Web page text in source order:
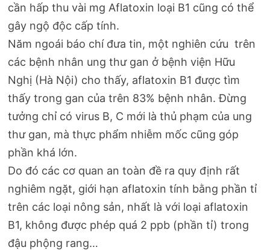
cần hấp thu vài mg Aflatoxin loại B1 cũng có thể
gây ngộ độc cấp tính.
Năm ngoái báo chí đưa tin, một nghiên cứu trên
các bệnh nhân ung thư gan ở bệnh viện Hữu
Nghị (Hà Nội) cho thấy, aflatoxin B1 được tìm
thấy trong gan của trên 83% bệnh nhân. Đừng
tưởng chỉ có virus B, C mới là thủ phạm của ung
thư gan, mà thực phẩm nhiễm mốc cũng góp
phần khá lớn.
Do đó các cơ quan an toàn đề ra quy định rất
nghiêm ngặt, giới hạn aflatoxin tính bằng phần tỉ
trên các loại nông sản, nhất là với loại aflatoxin
B1, không được phép quá 2 ppb (phần tỉ) trong
đậu phộng rang…